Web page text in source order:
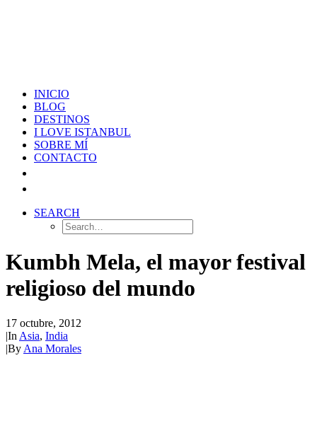
INICIO
BLOG
DESTINOS
I LOVE ISTANBUL
SOBRE MÍ
CONTACTO
SEARCH
Kumbh Mela, el mayor festival
religioso del mundo
17 octubre, 2012
|In Asia, India
|By Ana Morales